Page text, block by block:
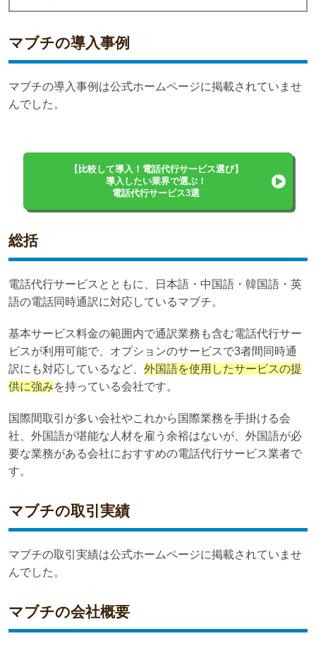
マブチの導入事例
マブチの導入事例は公式ホームページに掲載されていませ
んでした。
【比較して導入！電話代行サービス選び】
導入したい業界で選ぶ！
電話代行サービス3選
総括
電話代行サービスとともに、日本語・中国語・韓国語・英
語の電話同時通訳に対応しているマブチ。
基本サービス料金の範囲内で通訳業務も含む電話代行サー
ビスが利用可能で、オプションのサービスで3者間同時通
訳にも対応しているなど、 外国語を使用したサービスの提
供に強みを持っている会社です。
国際間取引が多い会社やこれから国際業務を手掛ける会
社、外国語が堪能な人材を雇う余裕はないが、外国語が必
要な業務がある会社におすすめの電話代行サービス業者で
す。
マブチの取引実績
マブチの取引実績は公式ホームページに掲載されていませ
んでした。
マブチの会社概要